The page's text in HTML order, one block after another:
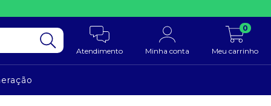
Atendimento Minha conta Meu carrinho
0